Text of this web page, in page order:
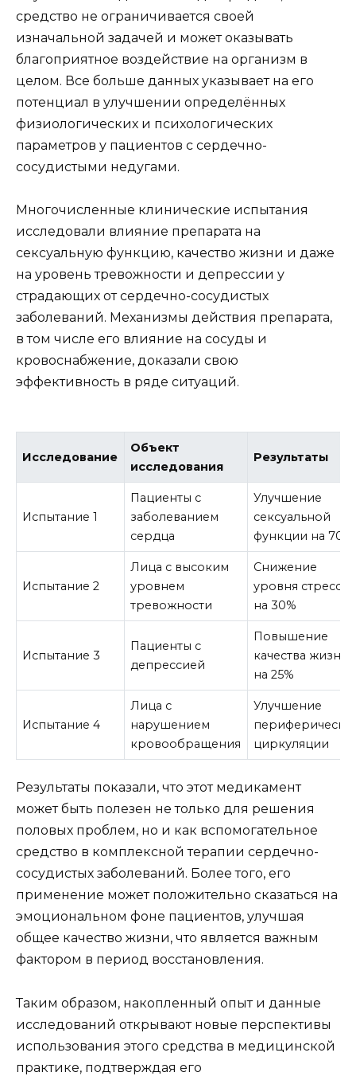
средство не ограничивается своей
изначальной задачей и может оказывать
благоприятное воздействие на организм в
целом. Все больше данных указывает на его
потенциал в улучшении определённых
физиологических и психологических
параметров у пациентов с сердечно-
сосудистыми недугами.
Многочисленные клинические испытания
исследовали влияние препарата на
сексуальную функцию, качество жизни и даже
на уровень тревожности и депрессии у
страдающих от сердечно-сосудистых
заболеваний. Механизмы действия препарата,
в том числе его влияние на сосуды и
кровоснабжение, доказали свою
эффективность в ряде ситуаций.
Исследование
Объект
исследования
Результаты
Испытание 1
Пациенты с
заболеванием
сердца
Улучшение
сексуальной
функции на 70%
Испытание 2
Лица с высоким
уровнем
тревожности
Снижение
уровня стресса
на 30%
Испытание 3
Пациенты с
депрессией
Повышение
качества жизни
на 25%
Испытание 4
Лица с
нарушением
кровообращения
Улучшение
циркуляции
Результаты показали, что этот медикамент
может быть полезен не только для решения
половых проблем, но и как вспомогательное
средство в комплексной терапии сердечно-
сосудистых заболеваний. Более того, его
применение может положительно сказаться на
эмоциональном фоне пациентов, улучшая
общее качество жизни, что является важным
фактором в период восстановления.
Таким образом, накопленный опыт и данные
исследований открывают новые перспективы
использования этого средства в медицинской
практике, подтверждая его